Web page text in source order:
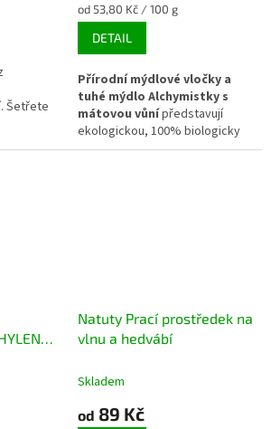
Šetřete
Měrná
cena:
od 53,80 Kč / 100 g
DETAIL
Přírodní mýdlové vločky a
tuhé mýdlo Alchymistky s
mátovou vůnípředstavují
ekologickou, 100% biologicky
odbouratelnou alternativu k
funkčního prádla vnon-toxic
domácnosti.
Natuty Prací prostředek na
vlnu a hedvábí
Skladem
od 89 Kč